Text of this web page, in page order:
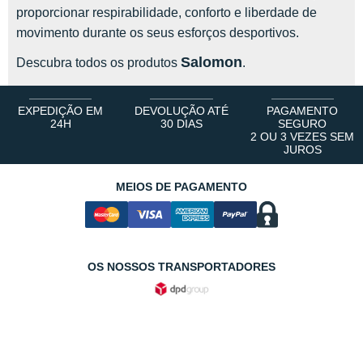
proporcionar respirabilidade, conforto e liberdade de
movimento durante os seus esforços desportivos.
Descubra todos os produtos Salomon.
EXPEDIÇÃO EM
24H
DEVOLUÇÃO ATÉ
30 DIAS
PAGAMENTO
SEGURO
2 OU 3 VEZES SEM
JUROS
MEIOS DE PAGAMENTO
OS NOSSOS TRANSPORTADORES